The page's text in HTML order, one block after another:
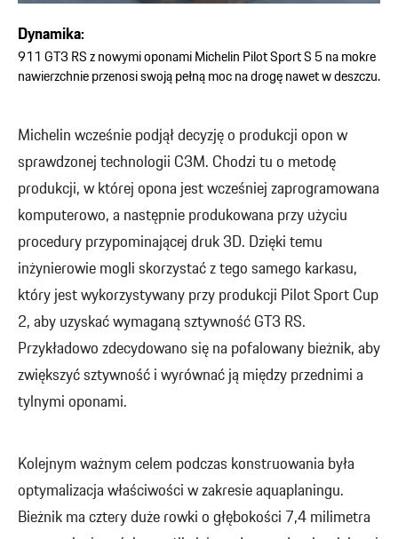
Dynamika:
911 GT3 RS z nowymi oponami Michelin Pilot Sport S 5 na mokre
nawierzchnie przenosi swoją pełną moc na drogę nawet w deszczu.
Michelin wcześnie podjął decyzję o produkcji opon w
sprawdzonej technologii C3M. Chodzi tu o metodę
produkcji, w której opona jest wcześniej zaprogramowana
komputerowo, a następnie produkowana przy użyciu
procedury przypominającej druk 3D. Dzięki temu
inżynierowie mogli skorzystać z tego samego karkasu,
który jest wykorzystywany przy produkcji Pilot Sport Cup
2, aby uzyskać wymaganą sztywność GT3 RS.
Przykładowo zdecydowano się na pofalowany bieżnik, aby
zwiększyć sztywność i wyrównać ją między przednimi a
tylnymi oponami.
Kolejnym ważnym celem podczas konstruowania była
optymalizacja właściwości w zakresie aquaplaningu.
Bieżnik ma cztery duże rowki o głębokości 7,4 milimetra